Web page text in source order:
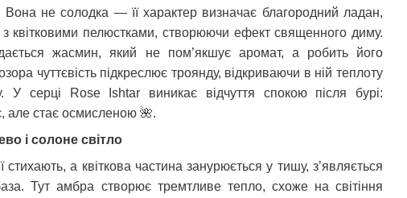
Вона не солодка — її характер визначає благородний ладан,
з квітковими пелюстками, створюючи ефект священного диму.
жасмин, який не пом’якшує аромат, а робить його
чуттєвість підкреслює троянду, відкриваючи в ній теплоту
У серці Rose Ishtar виникає відчуття спокою після бурі:
але стає осмисленою 🌺.
і солоне світло
стихають, а квіткова частина занурюється у тишу, з’являється
Тут амбра створює тремтливе тепло, схоже на світіння